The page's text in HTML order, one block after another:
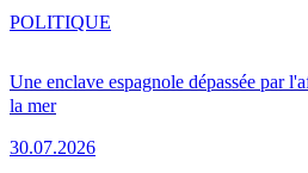
Une enclave espagnole dépassée par
la mer
30.07.2026
POLITIQUE